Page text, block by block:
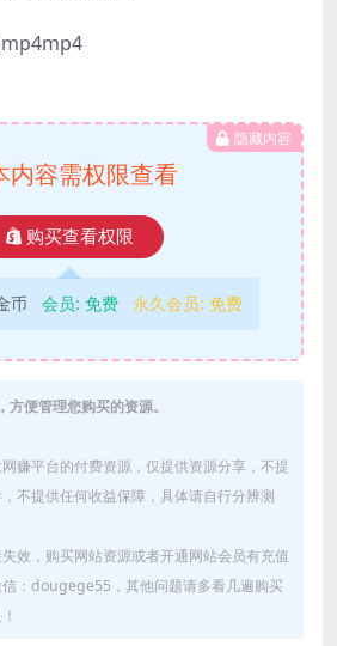
mp4mp4
隐藏内容
内容需权限查看
购买查看权限
币 会员: 免费 永久会员: 免费
便管理您购买的资源。
赚平台的付费资源，仅提供资源分享，不提
不提供任何收益保障，具体请自行分辨测
效，购买网站资源或者开通网站会员有充值
：dougege55，其他问题请多看几遍购买